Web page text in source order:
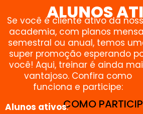
ALUNOS
Se você é cliente ativo da
academia, com planos
semestral ou anual, temos
super promoção esperando
você! Aqui, treinar é ainda
vantajoso. Confira como
funciona e participe:
COMO
Alunos ativos: